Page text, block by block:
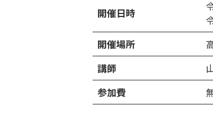
開催日時
開催場所
講師
参加費